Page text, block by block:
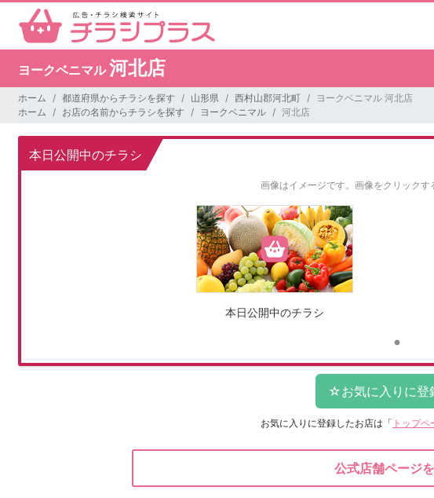
ヨークベニマル河北店
ホーム 都道府県からチラシを探す 山形県 西村山郡河北町
ヨークベニマル 河北店
ホーム
お店の名前からチラシを探す ヨークベニマル 河北店
本日公開中のチラシ
画像はイメージです。 画像をクリックす
本日公開中のチラシ
お気に入りに登録したお店は 「 トップペ
公式店舗ページ